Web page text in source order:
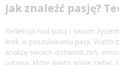
Jak znaleźć pasję?
Refleksja nad sobą i swoim
krok w poszukiwaniu pasji. Warto
analizę swoich doświadczeń,
pytania, które warto sobie zadać,